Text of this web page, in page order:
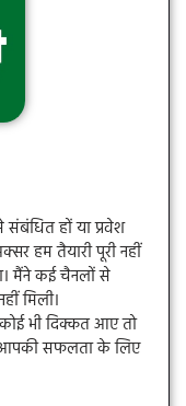
संबंधित हों या प्रवेश
हम तैयारी पूरी नहीं
मैंने कई चैनलों से
मिली।
भी दिक्कत आए तो
सफलता के लिए